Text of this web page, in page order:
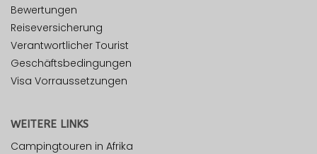
Bewertungen
Reiseversicherung
Verantwortlicher Tourist
Geschäftsbedingungen
Visa Vorraussetzungen
WEITERE LINKS
Campingtouren in Afrika